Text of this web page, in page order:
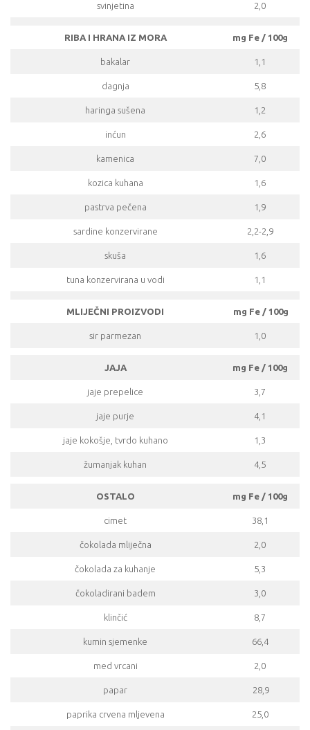
svinjetina 2,0
RIBA I HRANA IZ MORA mg Fe / 100g
bakalar 1,1
dagnja 5,8
haringa sušena 1,2
inćun 2,6
kamenica 7,0
kozica kuhana 1,6
pastrva pečena 1,9
sardine konzervirane 2,2-2,9
skuša 1,6
tuna konzervirana u vodi 1,1
MLIJEČNI PROIZVODI mg Fe / 100g
sir parmezan 1,0
JAJA mg Fe / 100g
jaje prepelice 3,7
jaje purje 4,1
jaje kokošje, tvrdo kuhano 1,3
žumanjak kuhan 4,5
OSTALO mg Fe / 100g
cimet 38,1
čokolada mliječna 2,0
čokolada za kuhanje 5,3
čokoladirani badem 3,0
klinčić 8,7
kumin sjemenke 66,4
med vrcani 2,0
papar 28,9
paprika crvena mljevena 25,0